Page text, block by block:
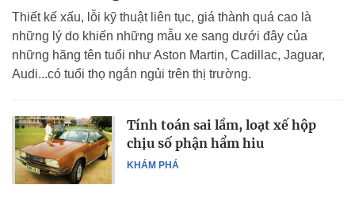
Thiết kế xấu, lỗi kỹ thuật liên tục, giá thành quá cao là
những lý do khiến những mẫu xe sang dưới đây của
những hãng tên tuổi như Aston Martin, Cadillac, Jaguar,
Audi...có tuổi thọ ngắn ngủi trên thị trường.
KHÁM PHÁ
Tính toán sai lầm, loạt xế hộp
chịu số phận hẩm hiu